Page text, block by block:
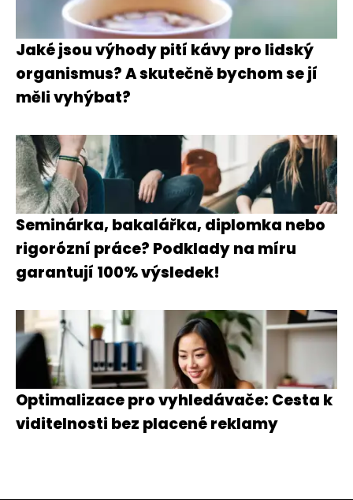
Jaké jsou výhody pití kávy pro lidský
organismus? A skutečně bychom se jí
měli vyhýbat?
Seminárka, bakalářka, diplomka nebo
rigorózní práce? Podklady na míru
garantují 100% výsledek!
Optimalizace pro vyhledávače: Cesta k
viditelnosti bez placené reklamy